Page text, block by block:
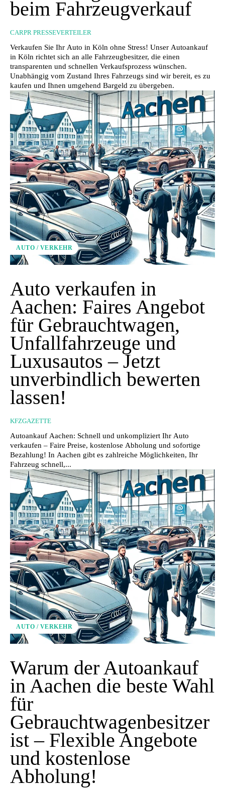
beim Fahrzeugverkauf
CARPR PRESSEVERTEILER
Verkaufen Sie Ihr Auto in Köln ohne Stress! Unser Autoankauf
in Köln richtet sich an alle Fahrzeugbesitzer, die einen
transparenten und schnellen Verkaufsprozess wünschen.
Unabhängig vom Zustand Ihres Fahrzeugs sind wir bereit, es zu
kaufen und Ihnen umgehend Bargeld zu übergeben.
AUTO / VERKEHR
Auto verkaufen in
Aachen: Faires Angebot
für Gebrauchtwagen,
Unfallfahrzeuge und
Luxusautos – Jetzt
unverbindlich bewerten
lassen!
KFZGAZETTE
Autoankauf Aachen: Schnell und unkompliziert Ihr Auto
verkaufen – Faire Preise, kostenlose Abholung und sofortige
Bezahlung! In Aachen gibt es zahlreiche Möglichkeiten, Ihr
Fahrzeug schnell,...
AUTO / VERKEHR
Warum der Autoankauf
in Aachen die beste Wahl
für
Gebrauchtwagenbesitzer
ist – Flexible Angebote
und kostenlose
Abholung!